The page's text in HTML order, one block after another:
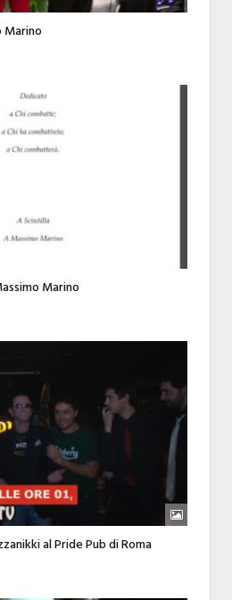
Marino
Marino
al Pride Pub di Roma